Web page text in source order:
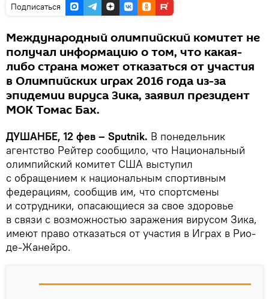
Подписаться
Международный олимпийский комитет не
получал информацию о том, что какая-
либо страна может отказаться от участия
в Олимпийских играх 2016 года из-за
эпидемии вируса Зика, заявил президент
МОК Томас Бах.
ДУШАНБЕ, 12 фев – Sputnik. В понедельник
агентство Рейтер сообщило, что Национальный
олимпийский комитет США выступил
с обращением к национальным спортивным
федерациям, сообщив им, что спортсмены
и сотрудники, опасающиеся за свое здоровье
в связи с возможностью заражения вирусом Зика,
имеют право отказаться от участия в Играх в Рио-
де-Жанейро.